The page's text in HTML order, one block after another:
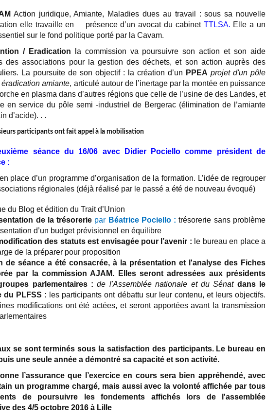
Action juridique, Amiante, Maladies dues au travail : sous sa nouvelle
elle travaille en présence d’un avocat du cabinet TTLSA. Elle a un
sur le fond politique porté par la Cavam.
/ Eradication
la commission va poursuivre son action et son aide
des associations pour la gestion des déchets, et son action auprès des
La poursuite de son objectif : la création d’un PPEA projet d'un pôle
amiante, articulé autour de l’inertage par la montée en puissance
en plasma dans d’autres régions que celle de l’usine de des Landes, et
en service du pôle semi -industriel de Bergerac (élimination de l’amiante
d’acide). . .
participants ont fait appel à la mobilisation
séance du 16/06 avec Didier Pociello comme président de
:
place d’un programme d’organisation de la formation. L’idée de regrouper
régionales (déjà réalisé par le passé a été de nouveau évoqué)
du Blog et édition du Trait d’Union
de la trésorerie par Béatrice Pociello : trésorerie sans problème
d’un budget prévisionnel en équilibre
des statuts est envisagée pour l’avenir : le bureau en place a
de la préparer pour proposition
de séance a été consacrée, à la présentation et l'analyse des Fiches
par la commission AJAM. Elles seront adressées aux présidents
parlementaires :de l'Assemblée nationale et du Sénatdans le
du PLFSS : les participants ont débattu sur leur contenu, et leurs objectifs.
modifications ont été actées, et seront apportées avant la transmission
se sont terminés sous la satisfaction des participants. Le bureau en
une seule année a démontré sa capacité et son activité.
l’assurance que l’exercice en cours sera bien appréhendé, avec
un programme chargé, mais aussi avec la volonté affichée par tous
de poursuivre les fondements affichés lors de l'assemblée
des 4/5 octobre 2016 à Lille